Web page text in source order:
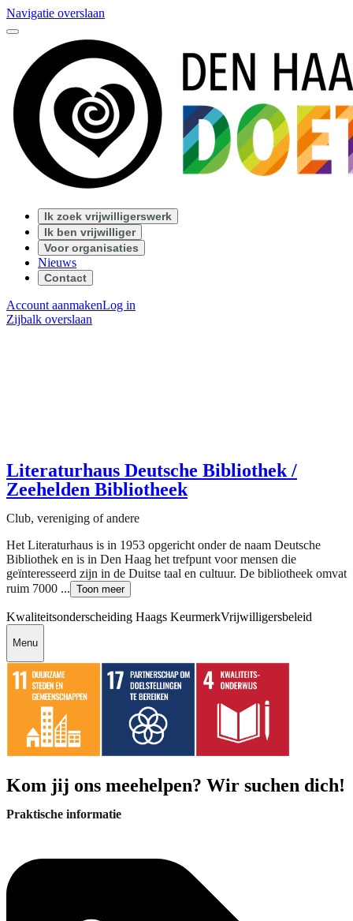
Navigatie overslaan
Ik zoek vrijwilligerswerk
Ik ben vrijwilliger
Voor organisaties
Nieuws
Contact
Account aanmakenLog in
Zijbalk overslaan
Literaturhaus Deutsche Bibliothek /
Zeehelden Bibliotheek
Club, vereniging of andere
Het Literaturhaus is in 1953 opgericht onder de naam Deutsche
Bibliothek en is in Den Haag het trefpunt voor mensen die
geïnteresseerd zijn in de Duitse taal en cultuur. De bibliotheek omvat
ruim 7000 ... Toon meer
Kwaliteitsonderscheiding Haags KeurmerkVrijwilligersbeleid
Menu
Kom jij ons meehelpen? Wir suchen dich!
Praktische informatie